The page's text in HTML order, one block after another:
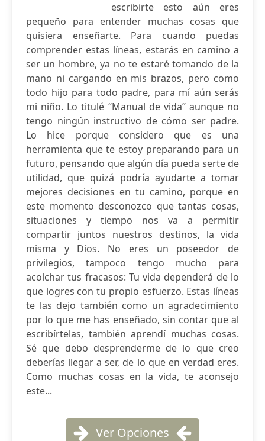
escribirte esto aún eres
pequeño para entender muchas cosas que
quisiera enseñarte. Para cuando puedas
comprender estas líneas, estarás en camino a
ser un hombre, ya no te estaré tomando de la
mano ni cargando en mis brazos, pero como
todo hijo para todo padre, para mí aún serás
mi niño. Lo titulé “Manual de vida” aunque no
tengo ningún instructivo de cómo ser padre.
Lo hice porque considero que es una
herramienta que te estoy preparando para un
futuro, pensando que algún día pueda serte de
utilidad, que quizá podría ayudarte a tomar
mejores decisiones en tu camino, porque en
este momento desconozco que tantas cosas,
situaciones y tiempo nos va a permitir
compartir juntos nuestros destinos, la vida
misma y Dios. No eres un poseedor de
privilegios, tampoco tengo mucho para
acolchar tus fracasos: Tu vida dependerá de lo
que logres con tu propio esfuerzo. Estas líneas
te las dejo también como un agradecimiento
por lo que me has enseñado, sin contar que al
escribírtelas, también aprendí muchas cosas.
Sé que debo desprenderme de lo que creo
deberías llegar a ser, de lo que en verdad eres.
Como muchas cosas en la vida, te aconsejo
este...
Ver Opciones